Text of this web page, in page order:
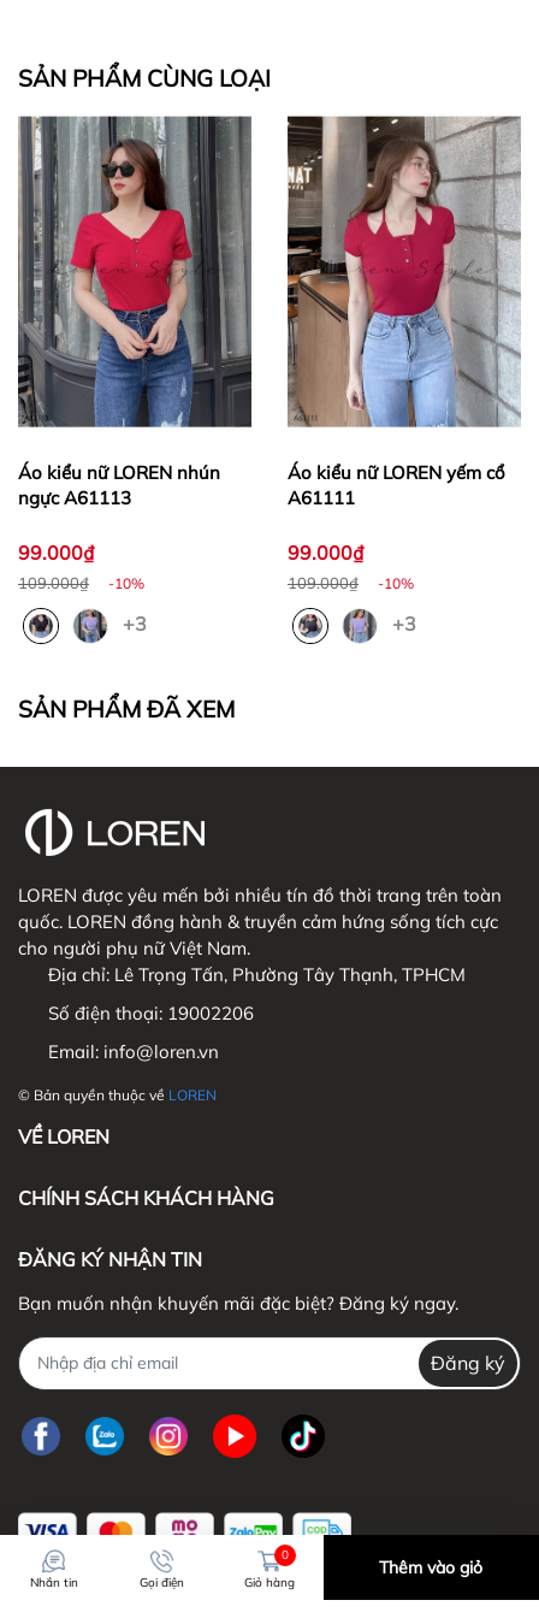
2. THỜI GIAN NHẬN HÀNG
3. HƯỚNG DẪN ĐỔI SẢN PHẨM
4. QUY ĐỊNH BẢO HÀNH
SẢN PHẨM CÙNG LOẠI
Áo kiểu nữ LOREN nhún
ngực A61113
99.000₫
109.000₫ -10%
+3
Áo kiểu nữ LOREN yếm cổ
A61111
99.000₫
109.000₫ -10%
+3
SẢN PHẨM ĐÃ XEM
LOREN được yêu mến bởi nhiều tín đồ thời trang trên toàn
quốc. LOREN đồng hành & truyền cảm hứng sống tích cực
cho người phụ nữ Việt Nam.
Địa chỉ: Lê Trọng Tấn, Phường Tây Thạnh, TPHCM
Số điện thoại: 19002206
Email: info@loren.vn
© Bản quyền thuộc về LOREN
VỀ LOREN
CHÍNH SÁCH KHÁCH HÀNG
ĐĂNG KÝ NHẬN TIN
Bạn muốn nhận khuyến mãi đặc biệt? Đăng ký ngay.
Đăng ký
Nhắn tin Gọi điện
0
Giỏ hàng
Thêm vào giỏ